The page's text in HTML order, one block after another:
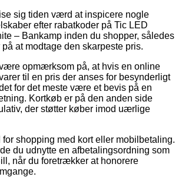
sig tiden værd at inspicere nogle
efter rabatkoder på Tic LED
– Bankamp inden du shopper, således
at modtage den skarpeste pris.
opmærksom på, at hvis en online
til en pris der anses for besynderligt
for det meste være et bevis på en
Kortkøb er på den anden side
der støtter køber imod uærlige
shopping med kort eller mobilbetaling.
du udnytte en afbetalingsordning som
når du foretrækker at honorere